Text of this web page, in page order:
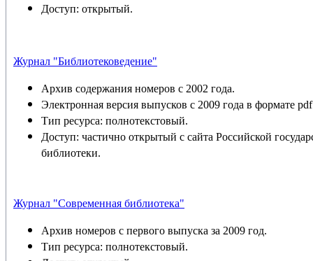
Доступ: открытый.
Журнал "Библиотековедение"
Архив содержания номеров с 2002 года.
Электронная версия выпусков с 2009 года в формате
Тип ресурса: полнотекстовый.
Доступ: частично открытый с сайта Российской
библиотеки.
Журнал "Современная библиотека"
Архив номеров с первого выпуска за 2009 год.
Тип ресурса: полнотекстовый.